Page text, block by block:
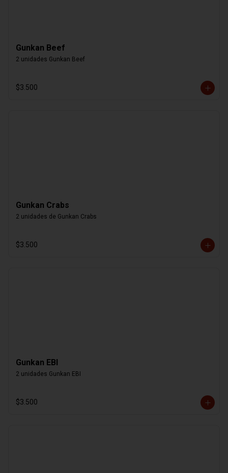
Gunkan Beef
2 unidades Gunkan Beef
$3.500
Gunkan Crabs
2 unidades de Gunkan Crabs
$3.500
Gunkan EBI
2 unidades Gunkan EBI
$3.500